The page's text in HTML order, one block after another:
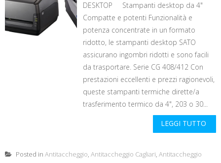
DESKTOP Stampanti desktop da 4"
Compatte e potenti Funzionalità e
potenza concentrate in un formato
ridotto, le stampanti desktop SATO
assicurano ingombri ridotti e sono facili
da trasportare. Serie CG 408/412 Con
prestazioni eccellenti e prezzi ragionevoli,
queste stampanti termiche dirette/a
trasferimento termico da 4", 203 o 30...
LEGGI TUTTO
Posted in Antitaccheggio, Antitaccheggio Cagliari, Antitaccheggio